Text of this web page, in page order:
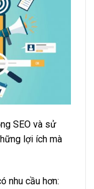
SEO và sử
lợi ích mà
nhu cầu hơn: